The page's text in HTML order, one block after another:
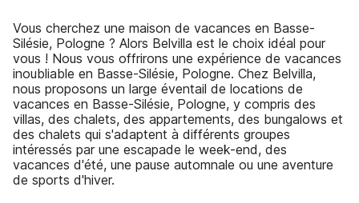
Vous cherchez une maison de vacances en Basse-
Silésie, Pologne ? Alors Belvilla est le choix idéal pour
vous ! Nous vous offrirons une expérience de vacances
inoubliable en Basse-Silésie, Pologne. Chez Belvilla,
nous proposons un large éventail de locations de
vacances en Basse-Silésie, Pologne, y compris des
villas, des chalets, des appartements, des bungalows et
des chalets qui s'adaptent à différents groupes
intéressés par une escapade le week-end, des
vacances d'été, une pause automnale ou une aventure
de sports d'hiver.